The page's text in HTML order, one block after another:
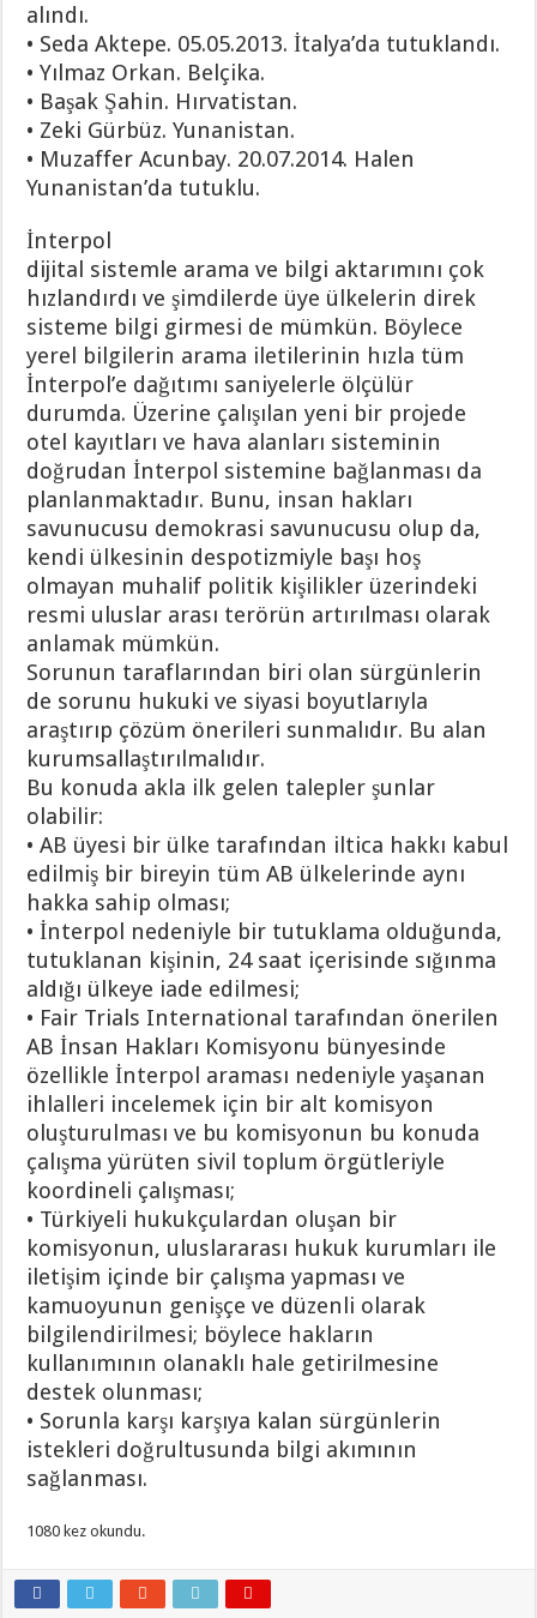
alındı.
• Seda Aktepe. 05.05.2013. İtalya’da tutuklandı.
• Yılmaz Orkan. Belçika.
• Başak Şahin. Hırvatistan.
• Zeki Gürbüz. Yunanistan.
• Muzaffer Acunbay. 20.07.2014. Halen
Yunanistan’da tutuklu.
İnterpol
dijital sistemle arama ve bilgi aktarımını çok
hızlandırdı ve şimdilerde üye ülkelerin direk
sisteme bilgi girmesi de mümkün. Böylece
yerel bilgilerin arama iletilerinin hızla tüm
İnterpol’e dağıtımı saniyelerle ölçülür
durumda. Üzerine çalışılan yeni bir projede
otel kayıtları ve hava alanları sisteminin
doğrudan İnterpol sistemine bağlanması da
planlanmaktadır. Bunu, insan hakları
savunucusu demokrasi savunucusu olup da,
kendi ülkesinin despotizmiyle başı hoş
olmayan muhalif politik kişilikler üzerindeki
resmi uluslar arası terörün artırılması olarak
anlamak mümkün.
Sorunun taraflarından biri olan sürgünlerin
de sorunu hukuki ve siyasi boyutlarıyla
araştırıp çözüm önerileri sunmalıdır. Bu alan
kurumsallaştırılmalıdır.
Bu konuda akla ilk gelen talepler şunlar
olabilir:
• AB üyesi bir ülke tarafından iltica hakkı kabul
edilmiş bir bireyin tüm AB ülkelerinde aynı
hakka sahip olması;
• İnterpol nedeniyle bir tutuklama olduğunda,
tutuklanan kişinin, 24 saat içerisinde sığınma
aldığı ülkeye iade edilmesi;
• Fair Trials International tarafından önerilen
AB İnsan Hakları Komisyonu bünyesinde
özellikle İnterpol araması nedeniyle yaşanan
ihlalleri incelemek için bir alt komisyon
oluşturulması ve bu komisyonun bu konuda
çalışma yürüten sivil toplum örgütleriyle
koordineli çalışması;
• Türkiyeli hukukçulardan oluşan bir
komisyonun, uluslararası hukuk kurumları ile
iletişim içinde bir çalışma yapması ve
kamuoyunun genişçe ve düzenli olarak
bilgilendirilmesi; böylece hakların
kullanımının olanaklı hale getirilmesine
destek olunması;
• Sorunla karşı karşıya kalan sürgünlerin
istekleri doğrultusunda bilgi akımının
sağlanması.
1080 kez okundu.